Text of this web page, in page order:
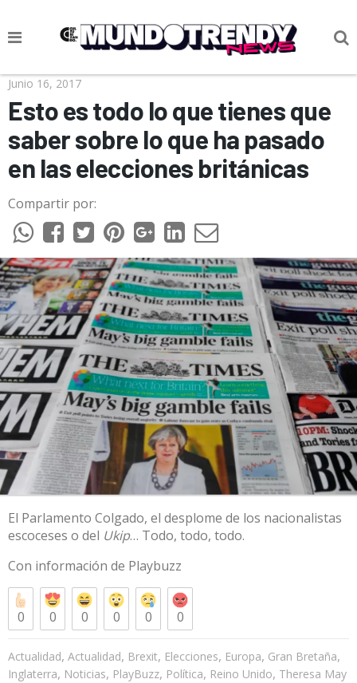
NOTICIAS
CULTURA POP
CIENCIA Y TECNOLOGÍA
VIDA
SOCIEDAD
CULTURIZANDO.COM
Junio 16, 2017
Esto es todo lo que tienes que
saber sobre lo que ha pasado
en las elecciones británicas
Compartir por:
El Parlamento Colgado, el desplome de los nacionalistas
escoceses o del Ukip… Todo, todo, todo.
Con información de Playbuzz
0 0 0 0 0 0
Actualidad, Actualidad, Brexit, Elecciones, Europa, Gran Bretaña,
Inglaterra, Noticias, PlayBuzz, Política, Reino Unido, Theresa May